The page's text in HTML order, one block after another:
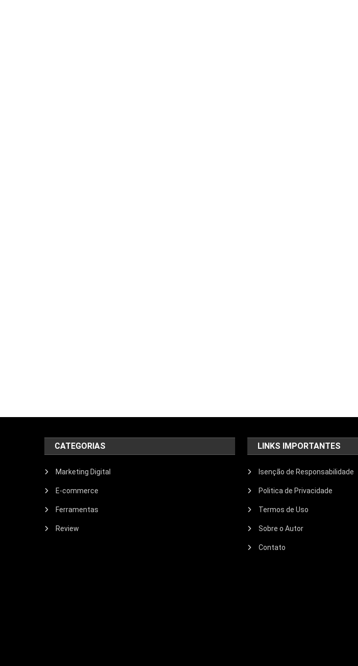
CATEGORIAS
Marketing Digital
E-commerce
Ferramentas
Review
LINKS IMPORTANTES
Isenção de Responsabilidade
Politica de Privacidade
Termos de Uso
Sobre o Autor
Contato